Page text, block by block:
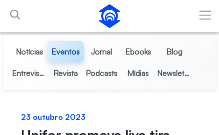
Pular para o Conteúdo principal
Notícias Eventos Jornal Ebooks Blog
Entrevistas Revista Podcasts Mídias Newsletter
23 outubro 2023